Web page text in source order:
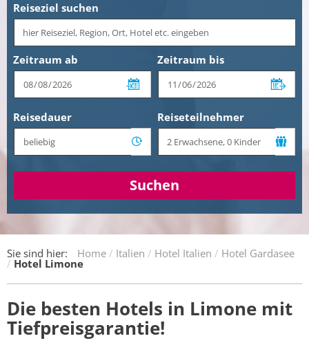
Reiseziel suchen
Zeitraum ab Zeitraum bis
Reisedauer Reiseteilnehmer
Suchen
Sie sind hier: Home Italien Hotel Italien Hotel Gardasee
Hotel Limone
Die besten Hotels in Limone mit
Tiefpreisgarantie!